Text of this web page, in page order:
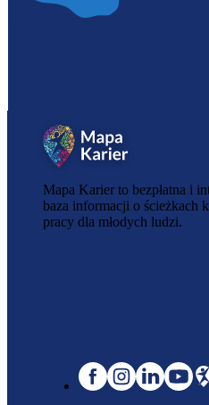
Mapa Karier to bezpłatna i
baza informacji o ścieżkach
pracy dla młodych ludzi.